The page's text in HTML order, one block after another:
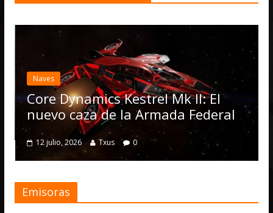
Dynamics Kestrel Mk II: El
caza de la Armada Federal
2026 Txus 0
Desarrollo
Emisoras